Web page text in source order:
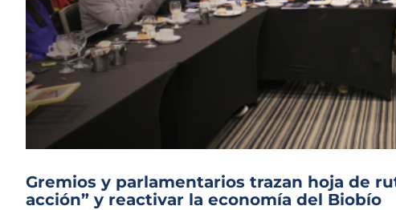
Gremios y parlamentarios trazan hoja de
acción” y reactivar la economía del Biobío